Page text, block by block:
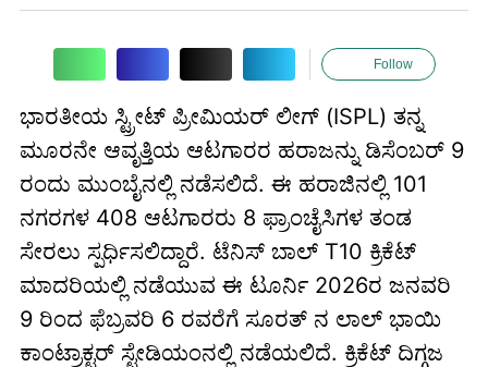
Follow
ಭಾರತೀಯ ಸ್ಟ್ರೀಟ್ ಪ್ರೀಮಿಯರ್ ಲೀಗ್ (ISPL) ತನ್ನ
ಮೂರನೇ ಆವೃತ್ತಿಯ ಆಟಗಾರರ ಹರಾಜನ್ನು ಡಿಸೆಂಬರ್ 9
ರಂದು ಮುಂಬೈನಲ್ಲಿ ನಡೆಸಲಿದೆ. ಈ ಹರಾಜಿನಲ್ಲಿ 101
ನಗರಗಳ 408 ಆಟಗಾರರು 8 ಫ್ರಾಂಚೈಸಿಗಳ ತಂಡ
ಸೇರಲು ಸ್ಪರ್ಧಿಸಲಿದ್ದಾರೆ. ಟೆನಿಸ್ ಬಾಲ್ T10 ಕ್ರಿಕೆಟ್
ಮಾದರಿಯಲ್ಲಿ ನಡೆಯುವ ಈ ಟೂರ್ನಿ 2026ರ ಜನವರಿ
9 ರಿಂದ ಫೆಬ್ರವರಿ 6 ರವರೆಗೆ ಸೂರತ್ ನ ಲಾಲ್ ಭಾಯಿ
ಕಾಂಟ್ರಾಕ್ಟರ್ ಸ್ಟೇಡಿಯಂನಲ್ಲಿ ನಡೆಯಲಿದೆ. ಕ್ರಿಕೆಟ್ ದಿಗ್ಗಜ